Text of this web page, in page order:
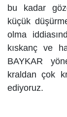
bu kadar
küçük
olma
kıskanç ve
BAYKAR
kraldan çok
ediyoruz.